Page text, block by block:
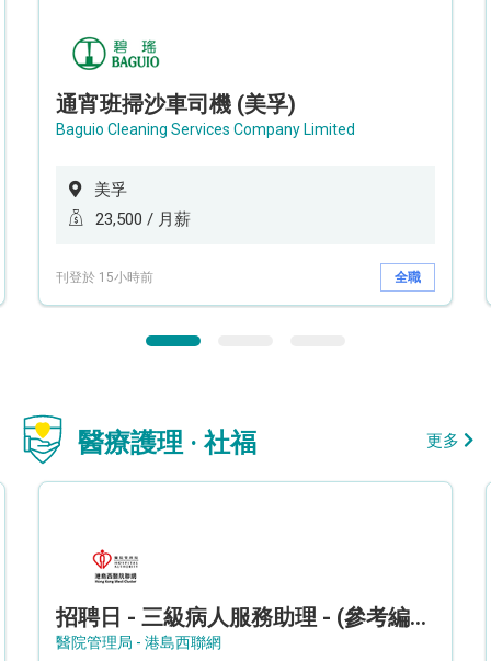
通宵班掃沙車司機 (美孚)
Baguio Cleaning Services Company Limited
美孚
23,500 / 月薪
刊登於 15小時前 全職
醫療護理 · 社福 更多
招聘日 - 三級病人服務助理 - (參考編號: HKWCS260107)
醫院管理局 - 港島西聯網